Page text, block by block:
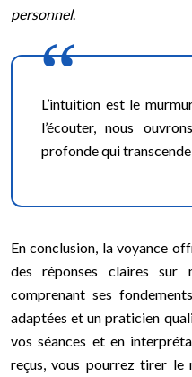
personnel.
L’intuition est le
l’écouter, nous
profonde qui
En conclusion, la voyance
des réponses claires
comprenant ses
adaptées et un praticien
vos séances et en
reçus, vous pourrez tirer